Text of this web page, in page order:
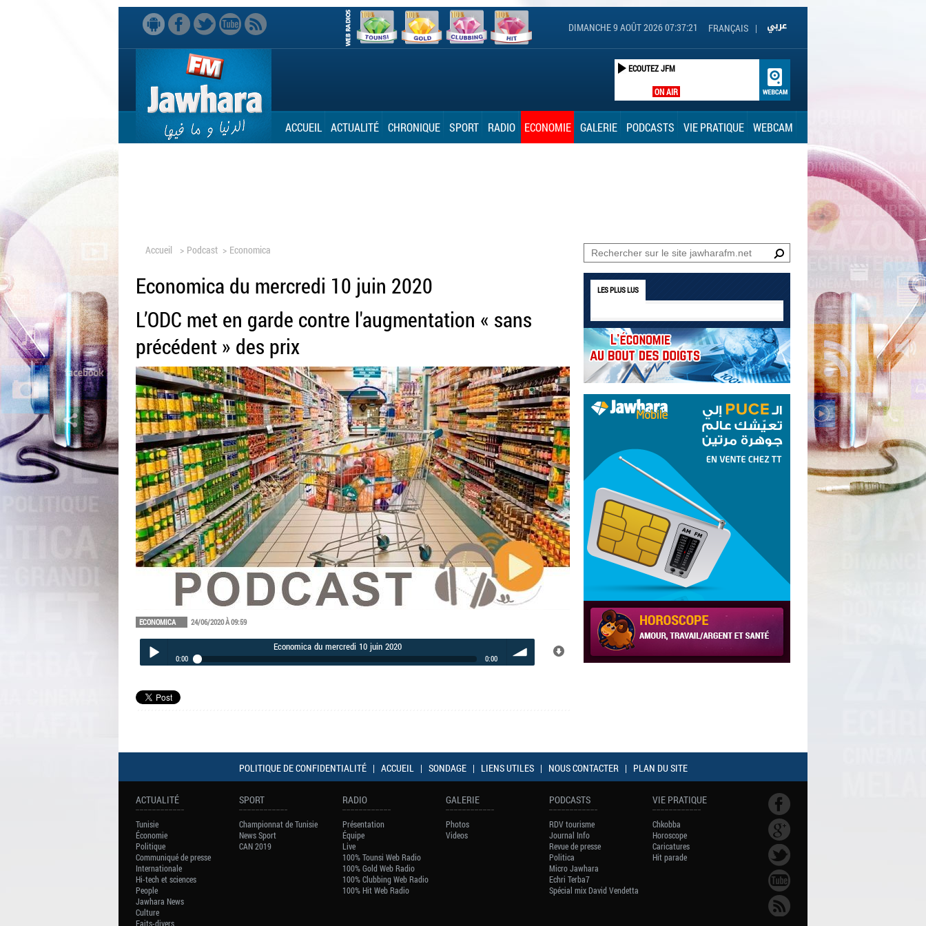
FRANÇAIS |
DIMANCHE 9 AOÛT 2026 07:37:22
ON AIR
ECOUTEZ JFM
ACCUEIL ACTUALITÉ CHRONIQUE SPORT RADIO ECONOMIE GALERIE PODCASTS VIE PRATIQUE WEBCAM
Accueil > Podcast > Economica
Economica du mercredi 10 juin 2020
L’ODC met en garde contre l'augmentation « sans
précédent » des prix
ECONOMICA 24/06/2020 À 09:59
Play /
pause
Economica du mercredi 10 juin 2020
0:00 0:00
LES PLUS LUS
POLITIQUE DE CONFIDENTIALITÉ | ACCUEIL | SONDAGE | LIENS UTILES | NOUS CONTACTER | PLAN DU SITE
ACTUALITÉ
Tunisie
Économie
Politique
Communiqué de presse
Internationale
Hi-tech et sciences
People
Jawhara News
Culture
Faits-divers
SPORT
Championnat de Tunisie
News Sport
CAN 2019
RADIO
Présentation
Équipe
Live
100% Tounsi Web Radio
100% Gold Web Radio
100% Clubbing Web Radio
100% Hit Web Radio
GALERIE
Photos
Videos
PODCASTS
RDV tourisme
Journal Info
Revue de presse
Politica
Micro Jawhara
Echri Terba7
Spécial mix David Vendetta
VIE PRATIQUE
Chkobba
Horoscope
Caricatures
Hit parade